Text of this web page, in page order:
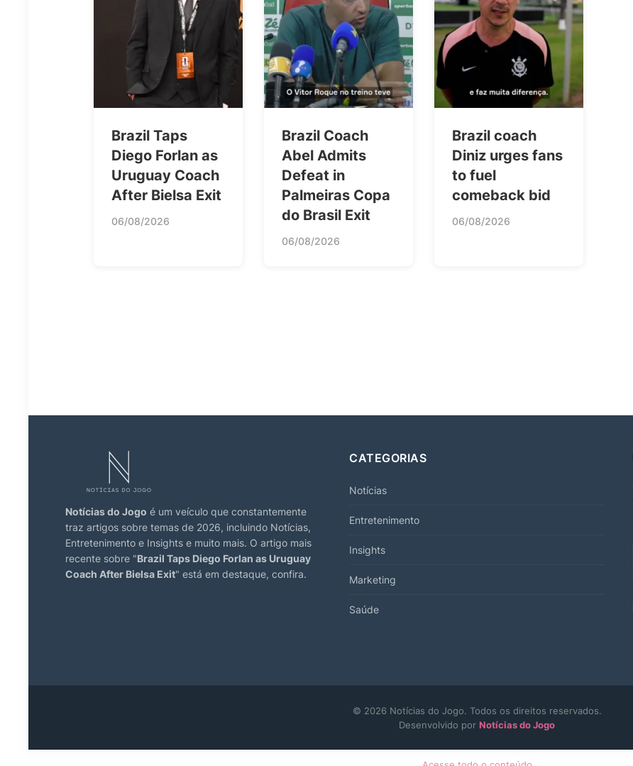
Brazil Taps
Diego Forlan as
Uruguay Coach
After Bielsa Exit
06/08/2026
Brazil Coach
Abel Admits
Defeat in
Palmeiras Copa
do Brasil Exit
06/08/2026
Brazil coach
Diniz urges fans
to fuel
comeback bid
06/08/2026
Notícias do Jogo é um veículo que constantemente
traz artigos sobre temas de 2026, incluindo Notícias,
Entretenimento e Insights e muito mais. O artigo mais
recente sobre "Brazil Taps Diego Forlan as Uruguay
Coach After Bielsa Exit" está em destaque, confira.
CATEGORIAS
Notícias
Entretenimento
Insights
Marketing
Saúde
© 2026 Notícias do Jogo. Todos os direitos reservados.
Desenvolvido por Notícias do Jogo